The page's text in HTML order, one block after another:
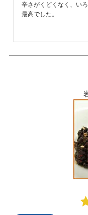
辛さがくどくなく、い